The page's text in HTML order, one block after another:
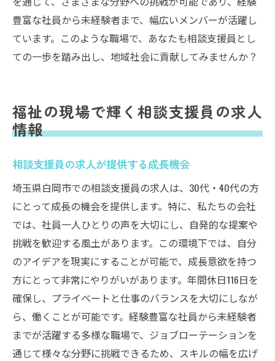
豊富な社員から未経験者まで、幅広いメンバーが活躍し
ています。このような職場で、あなたも相談支援員とし
ての一歩を踏み出し、地域社会に貢献してみませんか？
福祉の現場で輝く相談支援員の求人
情報
相談支援員の求人が提供する成長機会
埼玉県白岡市での相談支援員の求人は、30代・40代の方
にとって成長の機会を提供します。特に、私たちの会社
では、社員一人ひとりの声を大切にし、自発的な提案や
挑戦を歓迎する風土があります。この環境下では、自分
のアイデアを現実にすることが可能で、成長意欲を持つ
方にとって非常にやりがいがあります。年間休日116日を
確保し、プライベートと仕事のバランスを大切にしなが
ら、働くことが可能です。経験豊富な社員から未経験者
までが活躍する多様な職場で、ジョブローテーションを
通じて様々な分野に挑戦できるため、スキルの幅を広げ